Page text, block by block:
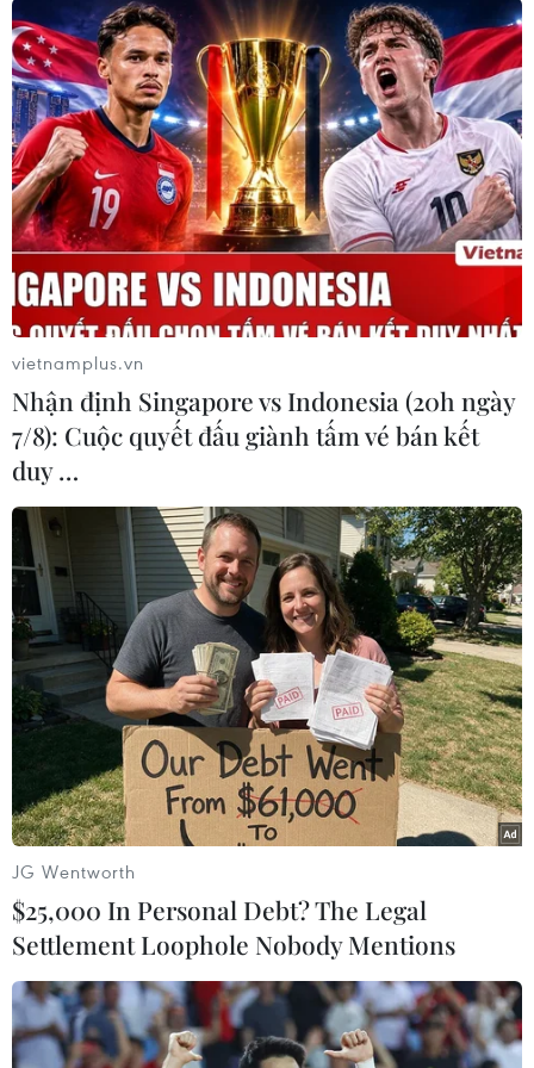
#Cháy rừng phòng hộ
#Cháy rừng
#Nắng nóng gay gắt
#Đồn Biên phòng Phong Hải
TP. Huế
Theo dõi VietnamPlus
TIN LIÊN QUAN
vietnamplus.vn
Nhận định Singapore vs Indonesia (20h ngày
7/8): Cuộc quyết đấu giành tấm vé bán kết
duy …
JG Wentworth
$25,000 In Personal Debt? The Legal
Settlement Loophole Nobody Mentions